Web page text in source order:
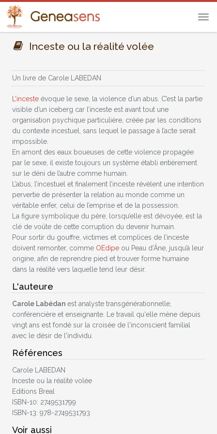
Inceste ou la réalité volée
Un livre de Carole LABEDAN
L’inceste évoque le sexe, la violence d’un abus. C’est la partie
visible d’un iceberg car l’inceste est avant tout une
organisation psychique particulière, créée par les conditions
du contexte incestuel, sans lequel le passage à l’acte serait
impossible.
En amont des eaux boueuses de cette violence propagée
par le sexe, il existe toujours un système établi entièrement
sur le déni de l’autre comme humain.
L’abus, l’incestuel et finalement l’inceste révèlent une intention
pervertie de présenter la relation au monde comme un
véritable enfer, celui de l’emprise et de la possession.
La figure symbolique du père, lorsqu’elle est dévoyée, est la
clé de voûte de cette corruption du devenir humain.
Pour sortir du gouffre, victimes et complices de l’inceste
doivent remonter, comme OEdipe ou Peau d’Âne, jusqu’à leur
origine, afin de reprendre pied et trouver forme humaine
dans la réalité vers laquelle tend leur désir.
L'auteure
Carole Labédan est analyste transgénérationnelle,
conférencière et enseignante. Le travail qu'elle mène depuis
vingt ans est fondé sur la croisée de l'inconscient familial
avec le désir de l'individu.
Références
Carole LABEDAN
Inceste ou la réalité volée
Editions Breal
ISBN-10: 2749531799
ISBN-13: 978-2749531793
Voir aussi